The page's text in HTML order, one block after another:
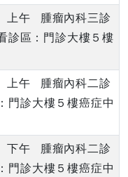
上午 腫瘤內科三診
區：門診大樓５樓
上午 腫瘤內科二診
診大樓５樓癌症中
下午 腫瘤內科二診
診大樓５樓癌症中